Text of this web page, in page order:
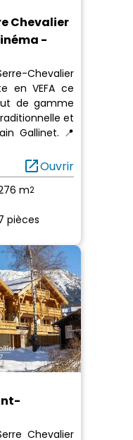
Chevalier
-
Chevalier
en VEFA ce
de gamme
et
Gallinet. 📍
open_in_newOuvrir
m2
pièces
Chevalier